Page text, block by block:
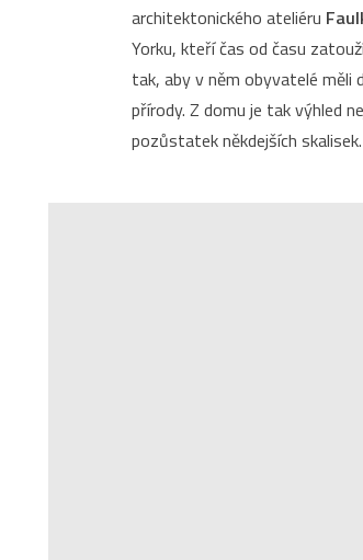
architektonického ateliéru
Yorku, kteří čas od času
tak, aby v něm obyvatelé měli
přírody. Z domu je tak výhled
pozůstatek někdejších skalisek.